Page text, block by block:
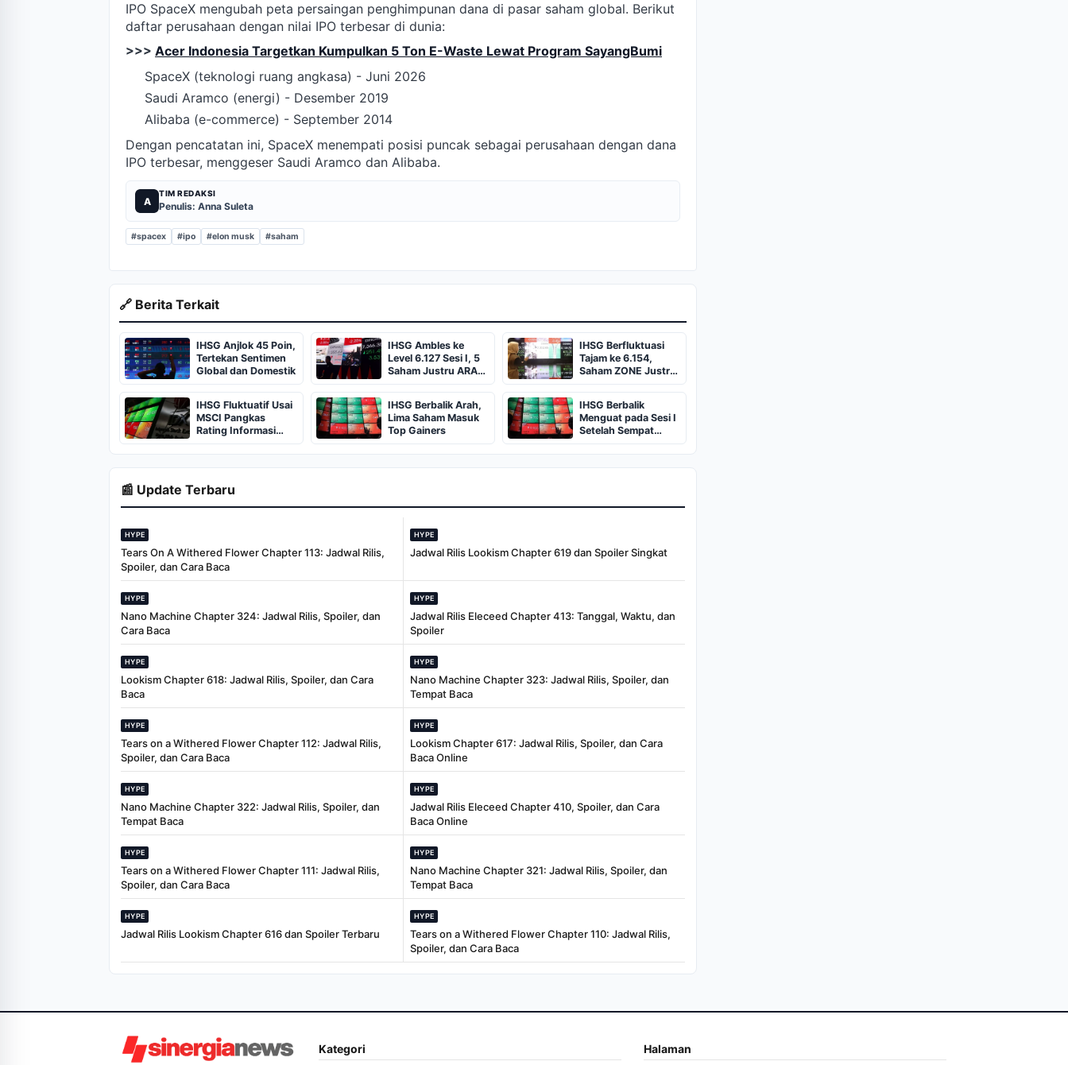
IPO SpaceX mengubah peta persaingan penghimpunan dana di pasar saham global. Berikut
daftar perusahaan dengan nilai IPO terbesar di dunia:
>>> Acer Indonesia Targetkan Kumpulkan 5 Ton E-Waste Lewat Program SayangBumi
SpaceX (teknologi ruang angkasa) - Juni 2026
Saudi Aramco (energi) - Desember 2019
Alibaba (e-commerce) - September 2014
Dengan pencatatan ini, SpaceX menempati posisi puncak sebagai perusahaan dengan dana
IPO terbesar, menggeser Saudi Aramco dan Alibaba.
A
TIM REDAKSI
Penulis: Anna Suleta
#spacex #ipo #elon musk #saham
🔗 Berita Terkait
IHSG Anjlok 45 Poin,
Tertekan Sentimen
Global dan Domestik
IHSG Ambles ke
Level 6.127 Sesi I, 5
Saham Justru ARA
dan Top Gainers
IHSG Berfluktuasi
Tajam ke 6.154,
Saham ZONE Justru
Melejit ARA
IHSG Fluktuatif Usai
MSCI Pangkas
Rating Informasi
Pasar Modal
Indonesia
IHSG Berbalik Arah,
Lima Saham Masuk
Top Gainers
IHSG Berbalik
Menguat pada Sesi I
Setelah Sempat
Melemah
📰 Update Terbaru
HYPE
Tears On A Withered Flower Chapter 113: Jadwal Rilis,
Spoiler, dan Cara Baca
HYPE
Jadwal Rilis Lookism Chapter 619 dan Spoiler Singkat
HYPE
Nano Machine Chapter 324: Jadwal Rilis, Spoiler, dan
Cara Baca
HYPE
Jadwal Rilis Eleceed Chapter 413: Tanggal, Waktu, dan
Spoiler
HYPE
Lookism Chapter 618: Jadwal Rilis, Spoiler, dan Cara
Baca
HYPE
Nano Machine Chapter 323: Jadwal Rilis, Spoiler, dan
Tempat Baca
HYPE
Tears on a Withered Flower Chapter 112: Jadwal Rilis,
Spoiler, dan Cara Baca
HYPE
Lookism Chapter 617: Jadwal Rilis, Spoiler, dan Cara
Baca Online
HYPE
Nano Machine Chapter 322: Jadwal Rilis, Spoiler, dan
Tempat Baca
HYPE
Jadwal Rilis Eleceed Chapter 410, Spoiler, dan Cara
Baca Online
HYPE
Tears on a Withered Flower Chapter 111: Jadwal Rilis,
Spoiler, dan Cara Baca
HYPE
Nano Machine Chapter 321: Jadwal Rilis, Spoiler, dan
Tempat Baca
HYPE
Jadwal Rilis Lookism Chapter 616 dan Spoiler Terbaru
HYPE
Tears on a Withered Flower Chapter 110: Jadwal Rilis,
Spoiler, dan Cara Baca
Kategori Halaman